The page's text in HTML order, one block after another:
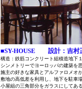
■SY-HOUSE 設計：吉村
構造：鉄筋コンクリート組積造地下
シンメトリーでヨーロッパの建築を
施主の好きな家具とアルファロメオ
敷地の高低差を利用し、地下を駐車
小屋組の三角部分をガラスにしてあ